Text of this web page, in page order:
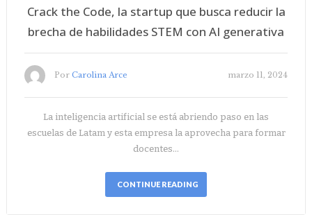
Crack the Code, la startup que busca reducir la
brecha de habilidades STEM con AI generativa
Por Carolina Arce marzo 11, 2024
La inteligencia artificial se está abriendo paso en las
escuelas de Latam y esta empresa la aprovecha para formar
docentes…
CONTINUE READING